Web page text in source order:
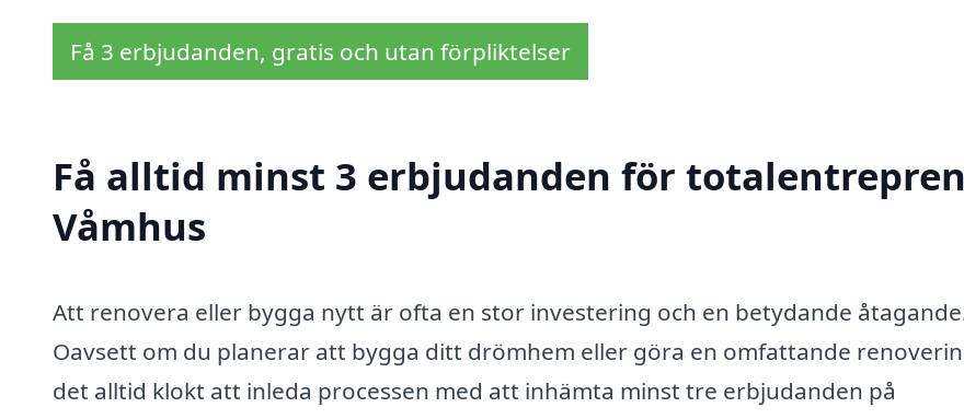
Få 3 erbjudanden, gratis och utan förpliktelser
Få alltid minst 3 erbjudanden för
Våmhus
Att renovera eller bygga nytt är ofta en stor investering och en betydande
Oavsett om du planerar att bygga ditt drömhem eller göra en omfattande
det alltid klokt att inleda processen med att inhämta minst tre erbjudanden på